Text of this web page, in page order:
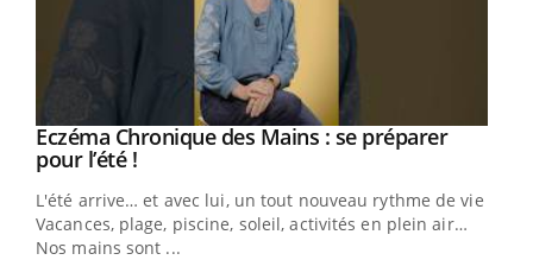
Youtube
Eczéma Chronique des Mains : se préparer
pour l’été !Youtube
L'été arrive… et avec lui, un tout nouveau rythme de vie !
Vacances, plage, piscine, soleil, activités en plein air…
Nos mains sont ...
Youtube
Diabète & Ramadan 2026Youtube
Le Ramadan approche, et, pour de nombreuses
personnes atteintes de diabète, c'est une période de
questions, de défis, mais ...